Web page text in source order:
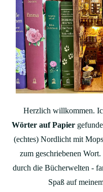
Herzlich willkommen.
Wörter auf Papier
(echtes) Nordlicht mit
zum geschriebenen
durch die Bücherwelten -
Spaß auf